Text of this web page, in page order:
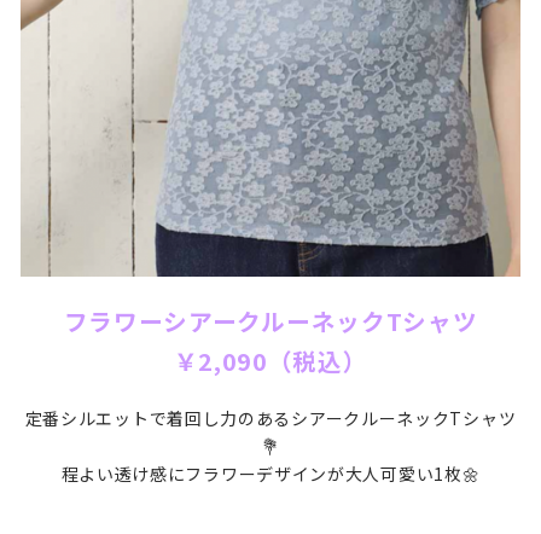
フラワーシアークルーネックTシャツ
￥2,090（税込）
定番シルエットで着回し力のあるシアークルーネックTシャツ
💐
程よい透け感にフラワーデザインが大人可愛い1枚🌼